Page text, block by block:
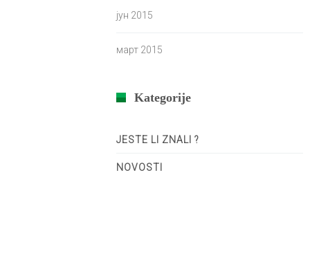
јун 2015
март 2015
Kategorije
JESTE LI ZNALI ?
NOVOSTI